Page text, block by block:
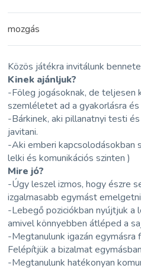
mozgás
Közös játékra invitálunk
Kinek ajánljuk?
-Föleg jogásoknak, de teljesen
szemléletet ad a gyakorlásra
-Bárkinek, aki pillanatnyi testi
javitani.
-Aki emberi kapcsolodásokban
lelki és komunikációs szinten )
Mire jó?
-Úgy leszel izmos, hogy észre
izgalmasabb egymást
-Lebegő poziciókban nyújtjuk a
amivel könnyebben átléped a
-Megtanulunk igazán egymásra
Felépítjük a bizalmat
-Megtanulunk hatékonyan